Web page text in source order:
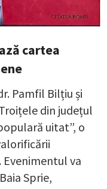
cartea
Pamfil Bilțiu și
din județul
uitat”, o
va
Sprie,